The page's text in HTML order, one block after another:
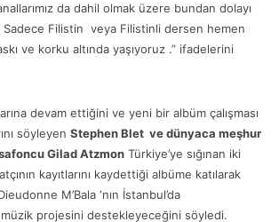
da dahil olmak üzere bundan dolayı
Sadece Filistin veya Filistinli dersen hemen
ve korku altında yaşıyoruz .” ifadelerini
devam ettiğini ve yeni bir albüm çalışması
söyleyen Stephen Blet ve dünyaca meşhur
Gilad Atzmon Türkiye’ye sığınan iki
kayıtlarını kaydettiği albüme katılarak
M’Bala ‘nın İstanbul’da
projesini destekleyeceğini söyledi.